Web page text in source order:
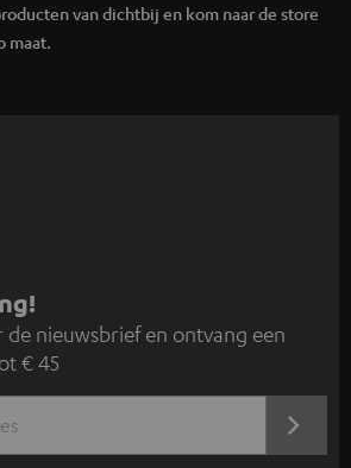
van dichtbij en kom naar de store
maat.
de nieuwsbrief en ontvang een
€ 45